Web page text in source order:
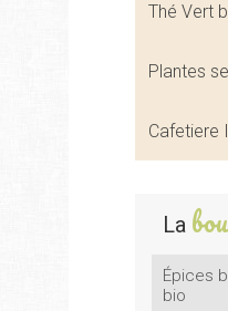
Thé Vert
Plantes
Cafetiere
La
Épices
bio